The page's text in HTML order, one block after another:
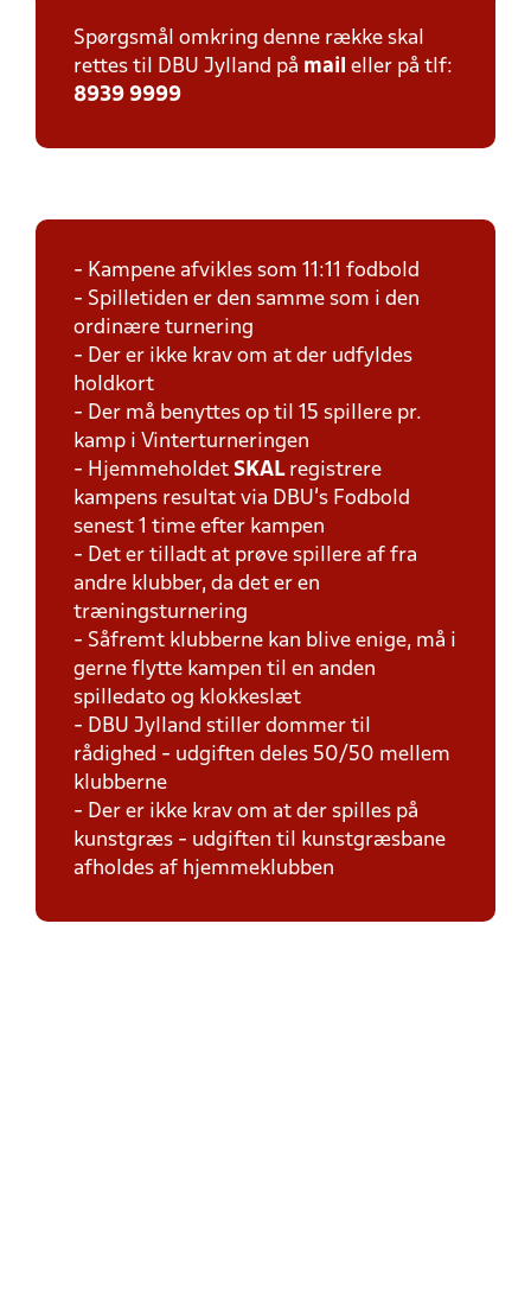
Spørgsmål omkring denne række skal
rettes til DBU Jylland på mail eller på tlf:
8939 9999
- Kampene afvikles som 11:11 fodbold
- Spilletiden er den samme som i den
ordinære turnering
- Der er ikke krav om at der udfyldes
holdkort
- Der må benyttes op til 15 spillere pr.
kamp i Vinterturneringen
- Hjemmeholdet SKAL registrere
kampens resultat via DBU's Fodbold
senest 1 time efter kampen
- Det er tilladt at prøve spillere af fra
andre klubber, da det er en
træningsturnering
- Såfremt klubberne kan blive enige, må i
gerne flytte kampen til en anden
spilledato og klokkeslæt
- DBU Jylland stiller dommer til
rådighed - udgiften deles 50/50 mellem
klubberne
- Der er ikke krav om at der spilles på
kunstgræs - udgiften til kunstgræsbane
afholdes af hjemmeklubben